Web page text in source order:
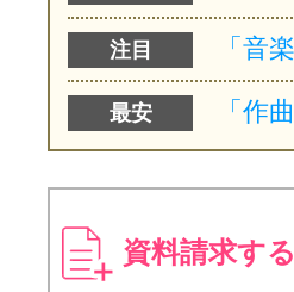
注目
最安
資料請求する